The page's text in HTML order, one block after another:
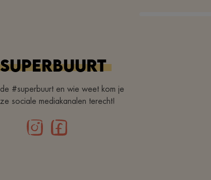
#superbuurt en wie weet kom je
sociale mediakanalen terecht!